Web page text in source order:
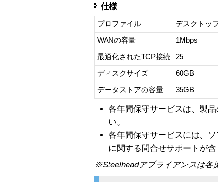
仕様
プロファイル デスクトッ
WANの容量 1Mbps
最適化されたTCP接続 25
ディスクサイズ 60GB
データストアの容量 35GB
各年間保守サービスは、製
い。
各年間保守サービスには、
に関する問合せサポートが
※Steelheadアプライアンスは各